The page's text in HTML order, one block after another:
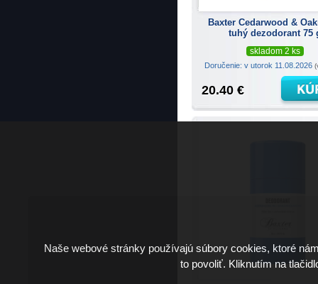
Baxter Cedarwood &
tuhý dezodorant 75
skladom 2 ks
Doručenie: v utorok 11.08.2026
20.40 €
Naše webové stránky používajú súbory cookies, ktoré
to povoliť. Kliknutím na